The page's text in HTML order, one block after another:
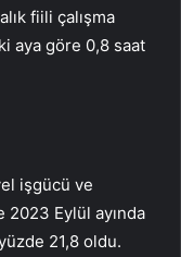
fiili çalışma
aya göre 0,8 saat
işgücü ve
2023 Eylül ayında
21,8 oldu.